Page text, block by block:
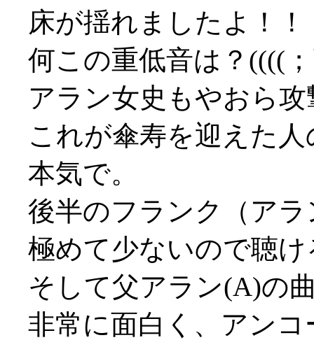
床が揺れましたよ！！
何この重低音は？((((
アラン女史もやおら
これが傘寿を迎えた
本気で。
後半のフランク（ア
極めて少ないので聴
そして父アラン(A)の
非常に面白く、アン